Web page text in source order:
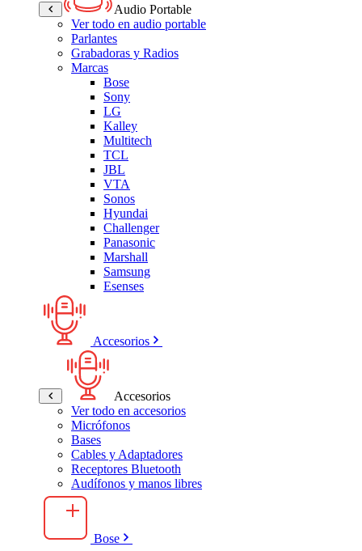
Audio Portable
Ver todo en audio portable
Parlantes
Grabadoras y Radios
Marcas
Bose
Sony
LG
Kalley
Multitech
TCL
JBL
VTA
Sonos
Hyundai
Challenger
Panasonic
Marshall
Samsung
Esenses
Accesorios
Accesorios
Ver todo en accesorios
Micrófonos
Bases
Cables y Adaptadores
Receptores Bluetooth
Audífonos y manos libres
Bose